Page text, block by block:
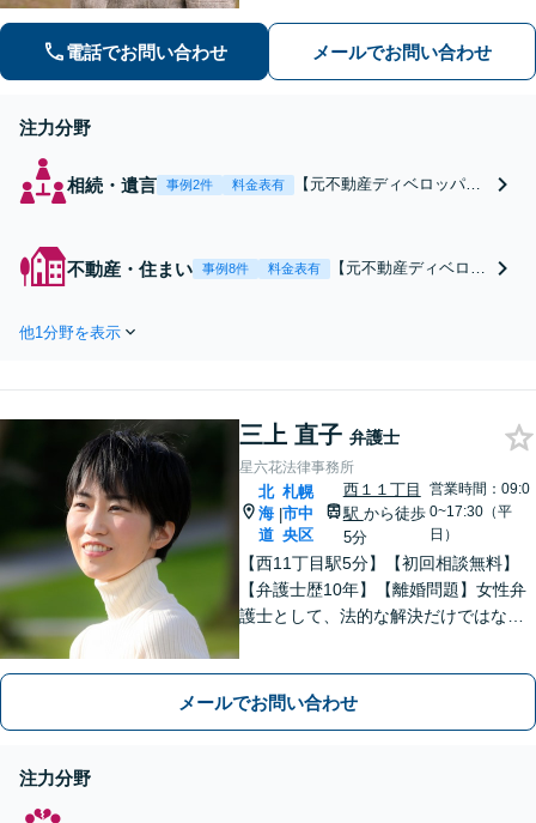
いたします。今ある問題だけではな
く、派生的・将来的な問題予防にも対
電話でお問い合わせ メールでお問い合わせ
注力分野
相続・遺言 事例2件 料金表有
【元不動産ディベロッパ
業との広いネットワークが
強み。ワンストップで迅速
可】
不動産・住まい 事例8件 料金表有
【元不動産ディベロッ
原状回復／賃料増額／
業者とのネットワーク
もあり、幅広い事案に
対応！宅建資格保有
【オンライン相談可】
【休日夜間面談可】
他1分野を表示
三上 直子 弁護士
星六花法律事務所
北
海
道
|
札幌
市中
央区
西１１丁目
駅 から徒歩
5分
営業時間：09:0
0~17:30（平
日）
【西11丁目駅5分】【初回相談無料】
【弁護士歴10年】【離婚問題】女性弁
護士として、法的な解決だけではなく
費など【相続問題】遺言書作成や成年
メールでお問い合わせ
注力分野